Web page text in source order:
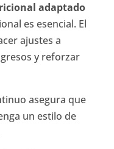
adaptado
es esencial. El
ajustes a
y reforzar
asegura que
un estilo de